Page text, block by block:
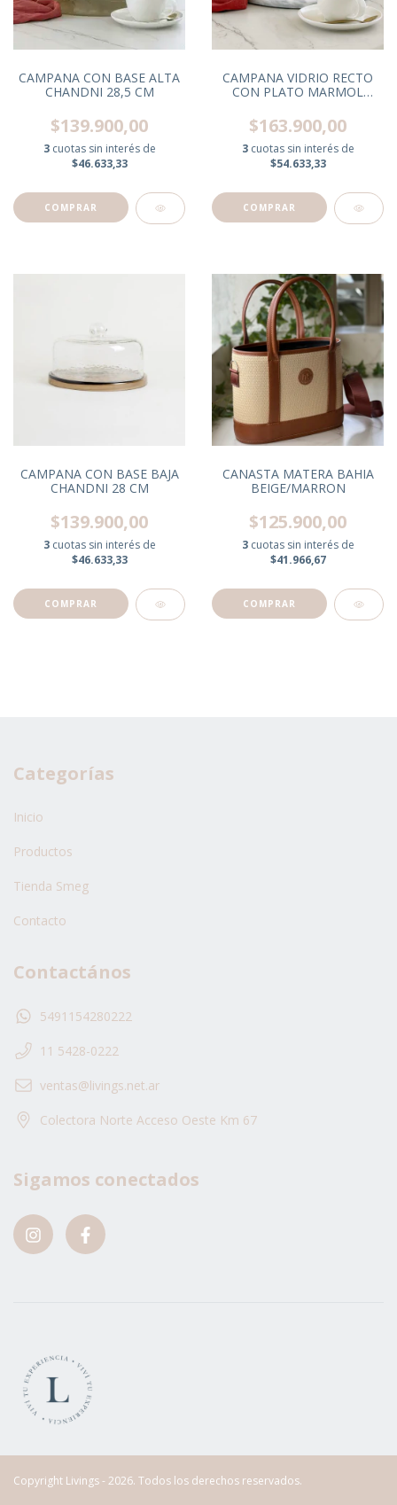
CAMPANA CON BASE ALTA
CHANDNI 28,5 CM
$139.900,00
3 cuotas sin interés de
$46.633,33
CAMPANA VIDRIO RECTO
CON PLATO MARMOL
$163.900,00
3 cuotas sin interés de
$54.633,33
CAMPANA CON BASE BAJA
CHANDNI 28 CM
$139.900,00
3 cuotas sin interés de
$46.633,33
CANASTA MATERA BAHIA
BEIGE/MARRON
$125.900,00
3 cuotas sin interés de
$41.966,67
Categorías
Inicio
Productos
Tienda Smeg
Contacto
Contactános
5491154280222
11 5428-0222
ventas@livings.net.ar
Colectora Norte Acceso Oeste Km 67
Sigamos conectados
Copyright Livings - 2026. Todos los derechos reservados.